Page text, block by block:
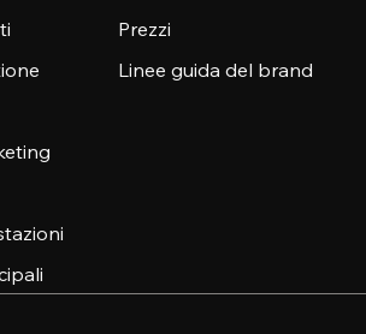
Prezzi
Linee guida del brand